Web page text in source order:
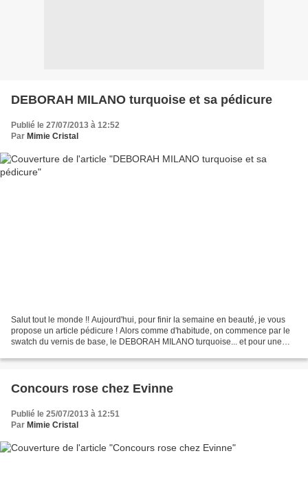
DEBORAH MILANO turquoise et sa pédicure
Publié le 27/07/2013 à 12:52
Par Mimie Cristal
Salut tout le monde !! Aujourd'hui, pour finir la semaine en beauté, je vous
propose un article pédicure ! Alors comme d'habitude, on commence par le
swatch du vernis de base, le DEBORAH MILANO turquoise... et pour une
Concours rose chez Evinne
Publié le 25/07/2013 à 12:51
Par Mimie Cristal